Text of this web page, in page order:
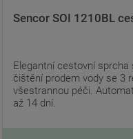
Sencor SOI 1210BL
Elegantní cestovní sprcha
čištění prodem vody se 3
všestrannou péči.
až 14 dní.